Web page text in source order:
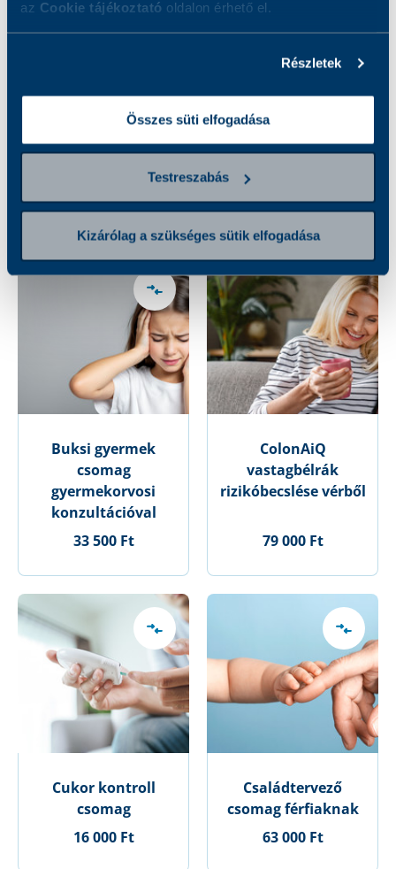
az Cookie tájékoztató oldalon érhető el.
Részletek
Összes süti elfogadása
Testreszabás
Kizárólag a szükséges sütik elfogadása
szenzibilizáció
kimutatása
ImmunoCAP
7 000 Ft
15 500 Ft
Buksi gyermek
csomag
gyermekorvosi
konzultációval
33 500 Ft
ColonAiQ
vastagbélrák
rizikóbecslése vérből
79 000 Ft
Cukor kontroll
csomag
16 000 Ft
Családtervező
csomag férfiaknak
63 000 Ft